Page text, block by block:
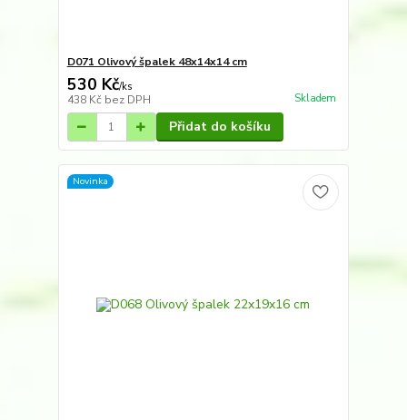
D071 Olivový špalek 48x14x14 cm
530 Kč/ks
438 Kč bez DPH Skladem
Přidat do košíku
Novinka